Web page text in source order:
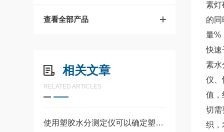
查看全部产品
相关文章
RELATED ARTICLES
使用塑胶水分测定仪可以确定塑料材料的品质和稳定性
素灯
的
量%
快速
素水
仪、
值，
切需
织，